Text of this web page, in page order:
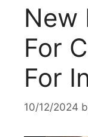
New
For
For
10/12/2024